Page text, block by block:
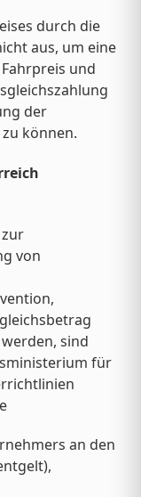
durch die
aus, um eine
und
der
können.
von
sind
für
an den